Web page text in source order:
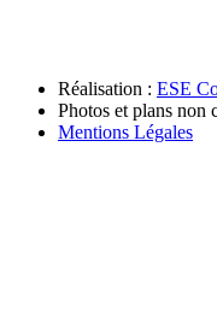
Réalisation : ESE
Photos et plans non
Mentions Légales